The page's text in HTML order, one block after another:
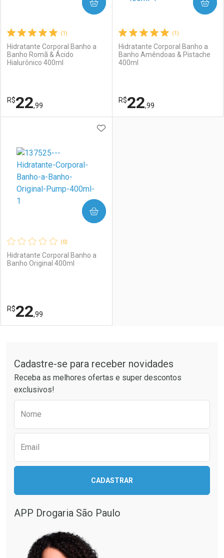
(1)
Hidratante Corporal Banho a
Banho Romã & Ácido
Hialurônico 400ml
R$22,99
COMPRAR
Laboratório
Comprar sem Desconto
Por R$ 22,99/cada
Por Menos
Por R$ 22,99/cada
(1)
Hidratante Corporal Banho a
Banho Amêndoas & Pistache
400ml
R$22,99
COMPRAR
(0)
Hidratante Corporal Banho a
Banho Original 400ml
R$22,99
ADICIONAR AOS FAVORITOS
COMPRAR
Laboratório
Comprar sem Desconto
Por Menos
Comprar sem Desconto
Por R$ 22,99/cada
Cadastre-se para receber novidades
Receba as melhores ofertas e super descontos
exclusivos!
Nome
Email
CADASTRAR
APP Drogaria São Paulo